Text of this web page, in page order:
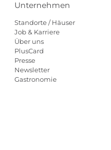
Unternehmen
Standorte / Häuser
Job & Karriere
Über uns
PlusCard
Presse
Newsletter
Gastronomie